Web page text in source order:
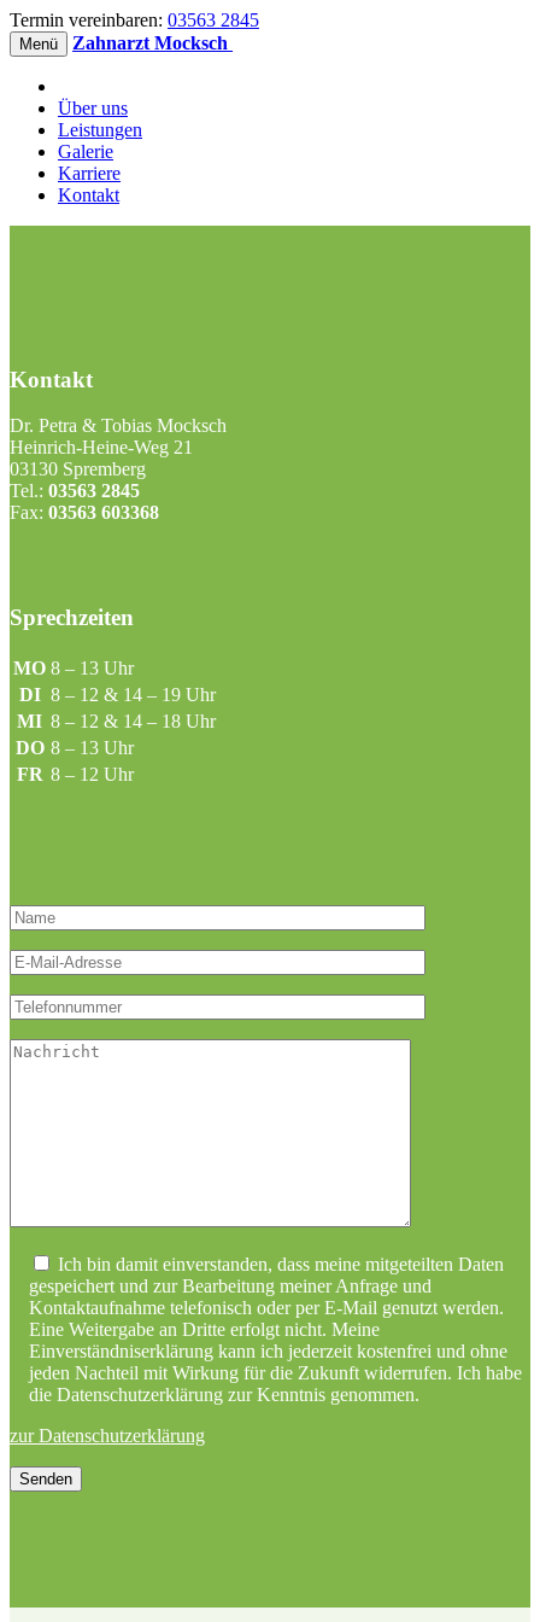
Termin vereinbaren: 03563 2845
Menü Zahnarzt Mocksch
Über uns
Leistungen
Galerie
Karriere
Kontakt
Kontakt
Dr. Petra & Tobias Mocksch
Heinrich-Heine-Weg 21
03130 Spremberg
Tel.: 03563 2845
Fax: 03563 603368
Sprechzeiten
MO 8 – 13 Uhr
DI 8 – 12 & 14 – 19 Uhr
MI 8 – 12 & 14 – 18 Uhr
DO 8 – 13 Uhr
FR 8 – 12 Uhr
Bitte lasse
Ich bin damit einverstanden, dass meine mitgeteilten Daten
gespeichert und zur Bearbeitung meiner Anfrage und
Kontaktaufnahme telefonisch oder per E-Mail genutzt werden.
Eine Weitergabe an Dritte erfolgt nicht. Meine
Einverständniserklärung kann ich jederzeit kostenfrei und ohne
jeden Nachteil mit Wirkung für die Zukunft widerrufen. Ich habe
die Datenschutzerklärung zur Kenntnis genommen.
zur Datenschutzerklärung